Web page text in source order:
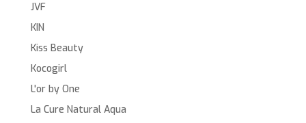
JVF
KIN
Kiss Beauty
Kocogirl
L'or by One
La Cure Natural Aqua